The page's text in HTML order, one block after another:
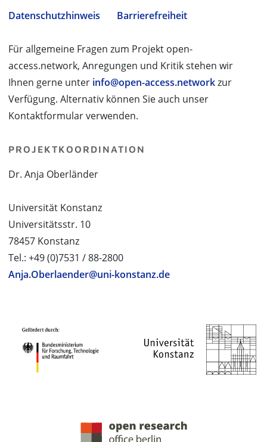
Datenschutzhinweis
Barrierefreiheit
Für allgemeine Fragen zum Projekt open-
access.network, Anregungen und Kritik stehen wir
Ihnen gerne unter info@open-access.networkzur
Verfügung. Alternativ können Sie auch unser
Kontaktformular verwenden.
PROJEKTKOORDINATION
Dr. Anja Oberländer
Universität Konstanz
Universitätsstr. 10
78457 Konstanz
Tel.: +49 (0)7531 / 88-2800
Anja.Oberlaender@uni-konstanz.de